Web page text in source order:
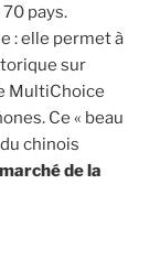
pays.
: elle permet à
sur
MultiChoice
Ce « beau
chinois
de la